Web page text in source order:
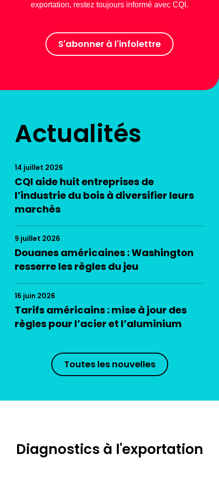
exportation, restez toujours informé avec CQI.
S'abonner à l'infolettre
Actualités
CQI aide huit entreprises de
l’industrie du bois à diversifier leurs
marchés
14 juillet 2026
Douanes américaines : Washington
resserre les règles du jeu
9 juillet 2026
Tarifs américains : mise à jour des
règles pour l’acier et l’aluminium
16 juin 2026
Toutes les nouvelles
Diagnostics à l'exportation